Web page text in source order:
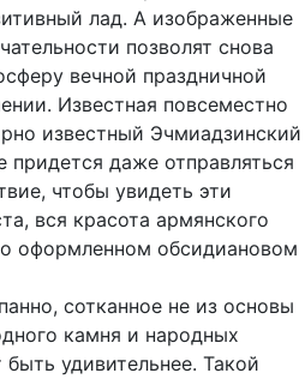
лад. А изображенные
позволят снова
вечной праздничной
Известная повсеместно
известный Эчмиадзинский
придется даже отправляться
чтобы увидеть эти
вся красота армянского
оформленном обсидиановом
сотканное не из основы
камня и народных
удивительнее. Такой